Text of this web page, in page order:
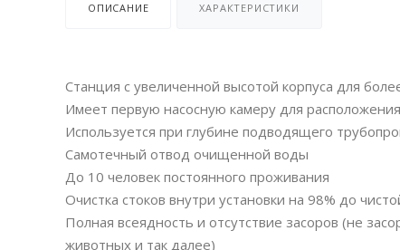
ОПИСАНИЕ ХАРАКТЕРИСТИКИ
Станция с увеличенной высотой корпуса для
Имеет первую насосную камеру для
Используется при глубине подводящего
Самотечный отвод очищенной воды
До 10 человек постоянного проживания
Очистка стоков внутри установки на 98% до
Полная всеядность и отсутствие засоров (не
животных и так далее)